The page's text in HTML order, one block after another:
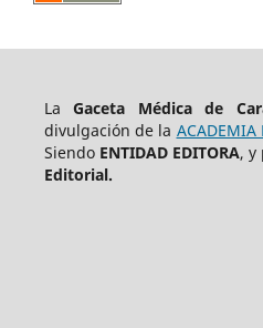
LaGaceta Médica de
divulgación de la ACADEMIA
Siendo ENTIDAD EDITORA, y
Editorial.